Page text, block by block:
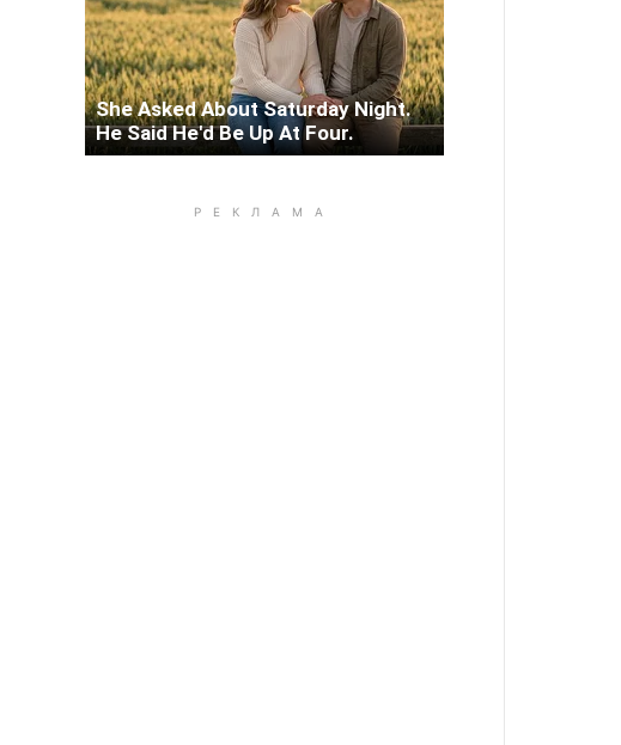
She Asked About Saturday Night.
He Said He'd Be Up At Four.